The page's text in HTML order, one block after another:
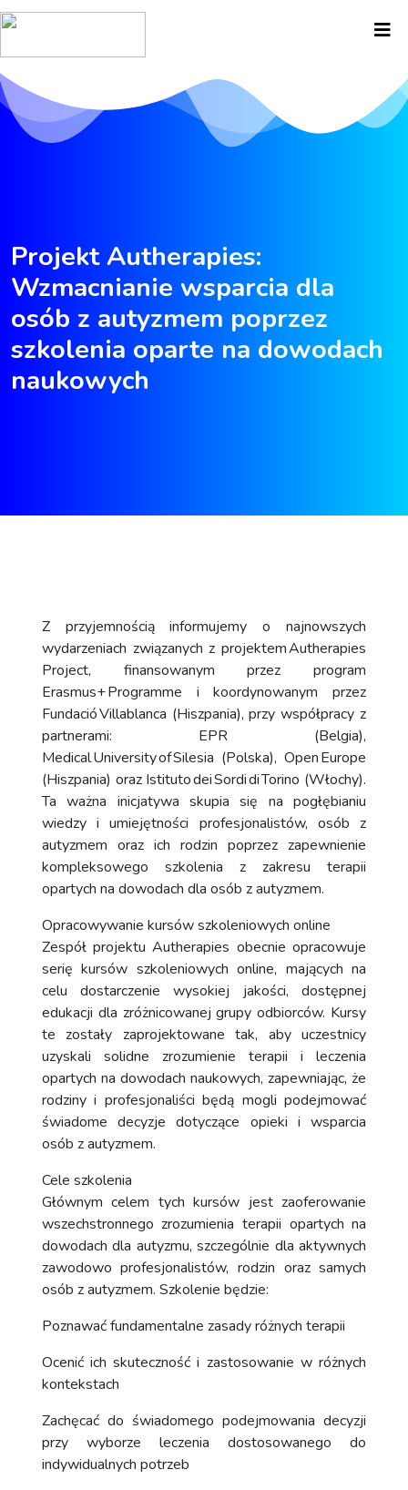
Projekt Autherapies:
Wzmacnianie wsparcia dla
osób z autyzmem poprzez
szkolenia oparte na dowodach
naukowych
Z przyjemnością informujemy o najnowszych
wydarzeniach związanych z projektem Autherapies
Project, finansowanym przez program
Erasmus+ Programme i koordynowanym przez
Fundació Villablanca (Hiszpania), przy współpracy z
partnerami: EPR (Belgia),
Medical University of Silesia (Polska), Open Europe
(Hiszpania) oraz Istituto dei Sordi di Torino (Włochy).
Ta ważna inicjatywa skupia się na pogłębianiu
wiedzy i umiejętności profesjonalistów, osób z
autyzmem oraz ich rodzin poprzez zapewnienie
kompleksowego szkolenia z zakresu terapii
opartych na dowodach dla osób z autyzmem.
Opracowywanie kursów szkoleniowych online
Zespół projektu Autherapies obecnie opracowuje
serię kursów szkoleniowych online, mających na
celu dostarczenie wysokiej jakości, dostępnej
edukacji dla zróżnicowanej grupy odbiorców. Kursy
te zostały zaprojektowane tak, aby uczestnicy
uzyskali solidne zrozumienie terapii i leczenia
opartych na dowodach naukowych, zapewniając, że
rodziny i profesjonaliści będą mogli podejmować
świadome decyzje dotyczące opieki i wsparcia
osób z autyzmem.
Cele szkolenia
Głównym celem tych kursów jest zaoferowanie
wszechstronnego zrozumienia terapii opartych na
dowodach dla autyzmu, szczególnie dla aktywnych
zawodowo profesjonalistów, rodzin oraz samych
osób z autyzmem. Szkolenie będzie:
Poznawać fundamentalne zasady różnych terapii
Ocenić ich skuteczność i zastosowanie w różnych
kontekstach
Zachęcać do świadomego podejmowania decyzji
przy wyborze leczenia dostosowanego do
indywidualnych potrzeb